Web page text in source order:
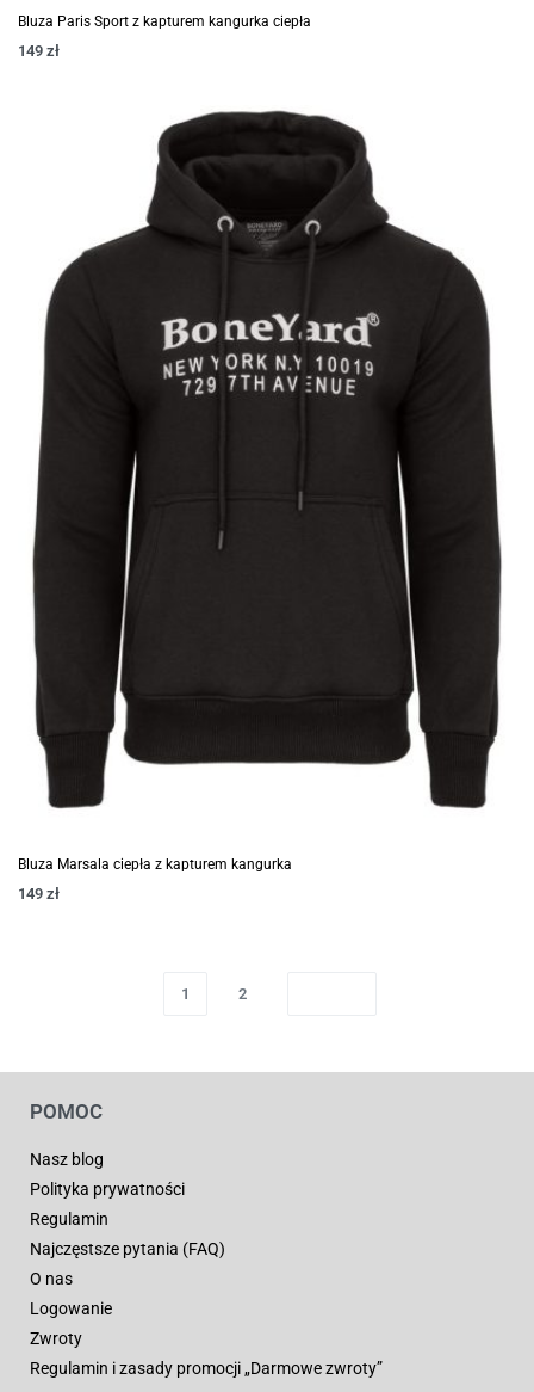
Bluza Paris Sport z kapturem kangurka ciepła
149 zł
Bluza Marsala ciepła z kapturem kangurka
149 zł
1 2
POMOC
Nasz blog
Polityka prywatności
Regulamin
Najczęstsze pytania (FAQ)
O nas
Logowanie
Zwroty
Regulamin i zasady promocji „Darmowe zwroty”